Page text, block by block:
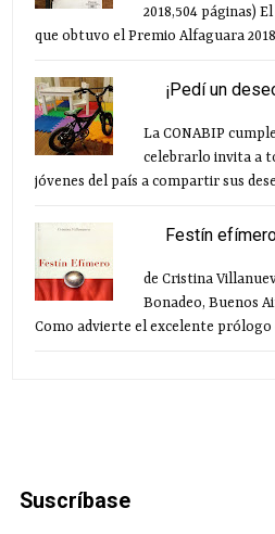
2018,504 páginas)
que obtuvo el Premio Alfaguara
¡Pedí un
La CONABIP
celebrarlo invita a
jóvenes del país a compartir sus
Festín
de Cristina
Bonadeo, Buenos
Como advierte el excelente prólogo
Suscríbase